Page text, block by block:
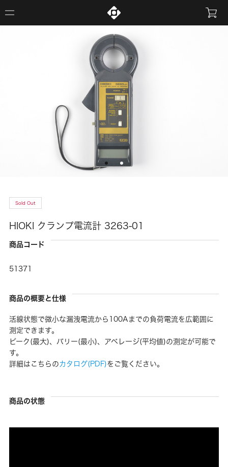
Sold Out
HIOKI クランプ電流計 3263-01
商品コード
51371
商品の概要と仕様
活線状態で微小な漏洩電流から100Aまでの負荷電流を広範囲に
測定できます。
ピーク(最大)、バリー(最小)、アベレージ(平均値)の測定が可能で
す。
詳細はこちらのカタログ(PDF)をご覧ください。
商品の状態